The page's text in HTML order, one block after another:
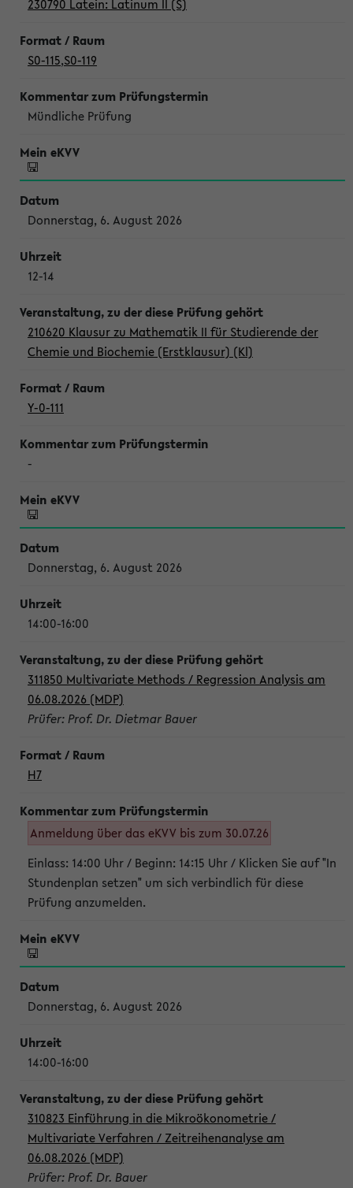
230790 Latein: Latinum II (S)
S0-115,S0-119
Mündliche Prüfung
Donnerstag, 6. August 2026
12-14
210620 Klausur zu Mathematik II für Studierende der
Chemie und Biochemie (Erstklausur) (Kl)
Y-0-111
-
Donnerstag, 6. August 2026
14:00-16:00
311850 Multivariate Methods / Regression Analysis am
06.08.2026 (MDP)
Prüfer: Prof. Dr. Dietmar Bauer
H7
Anmeldung über das eKVV bis zum 30.07.26
Einlass: 14:00 Uhr / Beginn: 14:15 Uhr / Klicken Sie auf "In
Stundenplan setzen" um sich verbindlich für diese
Prüfung anzumelden.
Donnerstag, 6. August 2026
14:00-16:00
310823 Einführung in die Mikroökonometrie /
Multivariate Verfahren / Zeitreihenanalyse am
06.08.2026 (MDP)
Prüfer: Prof. Dr. Bauer